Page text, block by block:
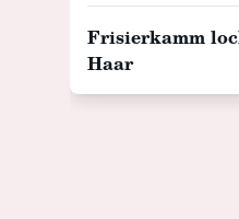
Frisierkamm
Haar